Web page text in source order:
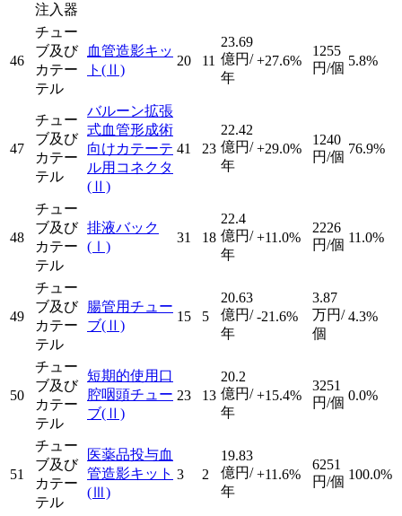
注入器
46
チュー
ブ及び
カテー
テル
血管造影キッ
ト (Ⅱ)
20 11
23.69
億円/
年
+27.6%
1255
円/個 5.8%
47
チュー
ブ及び
カテー
テル
バルーン拡張
式血管形成術
向けカテーテ
ル用コネクタ
(Ⅱ)
41 23
22.42
億円/
年
+29.0%
1240
円/個
76.9%
48
チュー
ブ及び
カテー
テル
排液バック
(Ⅰ)
31 18
22.4
億円/
年
+11.0%
2226
円/個 11.0%
49
チュー
ブ及び
カテー
テル
腸管用チュー
ブ(Ⅱ)
15 5
20.63
億円/
年
-21.6%
3.87
万円/
個
4.3%
50
チュー
ブ及び
カテー
テル
短期的使用口
腔咽頭チュー
ブ(Ⅱ)
23 13
20.2
億円/
年
+15.4%
3251
円/個 0.0%
51
チュー
ブ及び
カテー
テル
医薬品投与血
管造影キット
(Ⅲ)
3 2
19.83
億円/
年
+11.6%
6251
円/個 100.0%